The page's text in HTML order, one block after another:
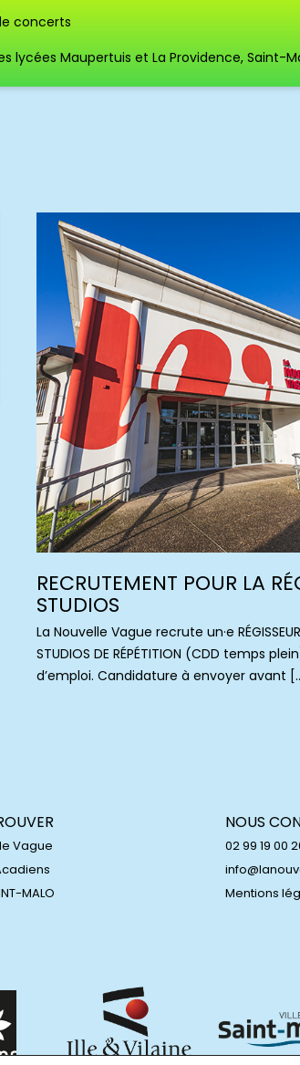
concerts
lycées Maupertuis et La Providence, Saint-
RECRUTEMENT POUR LA
STUDIOS
La Nouvelle Vague recrute un·e
STUDIOS DE RÉPÉTITION (CDD temps
d’emploi. Candidature à envoyer avant
Vague
MALO
NOUS
02 99 19 00
Mentions